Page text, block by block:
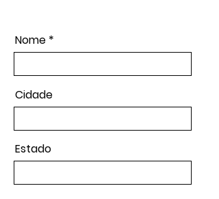
Nome
Cidade
Estado